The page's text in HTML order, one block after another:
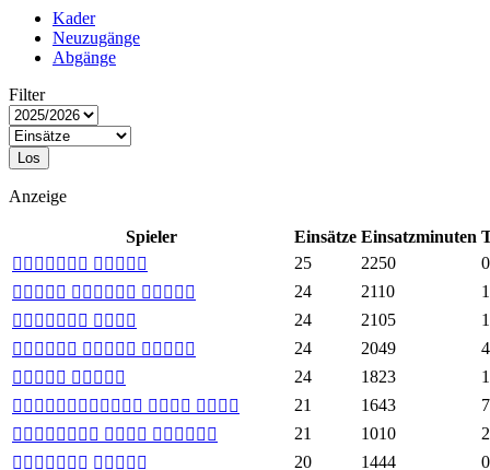
Kader
Neuzugänge
Abgänge
Filter
Los
Anzeige
Spieler Einsätze Einsatzminuten
 
25 2250
0
  
24 2110
 
24 2105
  
24 2049
4
 
24 1823
  
21 1643
7
  
21 1010
2
 
20 1444
0